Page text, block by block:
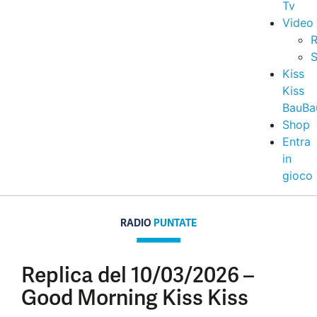
Tv
Video
Kiss
Kiss
Shop
Entra
in
gioco
RADIO PUNTATE
Replica del 10/03/2026 –
Good Morning Kiss Kiss